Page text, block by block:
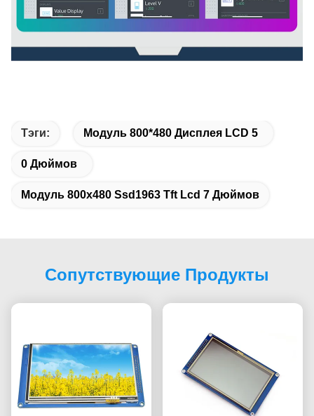
Тэги: Модуль 800*480 Дисплея LCD 5
0 Дюймов
Модуль 800x480 Ssd1963 Tft Lcd 7 Дюймов
Сопутствующие Продукты